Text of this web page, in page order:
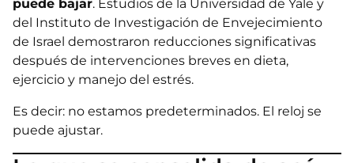
puede bajar. Estudios de la Universidad de Yale y
del Instituto de Investigación de Envejecimiento
de Israel demostraron reducciones significativas
después de intervenciones breves en dieta,
ejercicio y manejo del estrés.
Es decir: no estamos predeterminados. El reloj se
puede ajustar.